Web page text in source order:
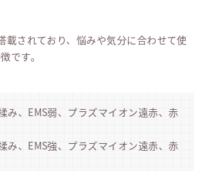
載されており、悩みや気分に合わせて使
です。
み、EMS弱、プラズマイオン遠赤、赤
み、EMS強、プラズマイオン遠赤、赤